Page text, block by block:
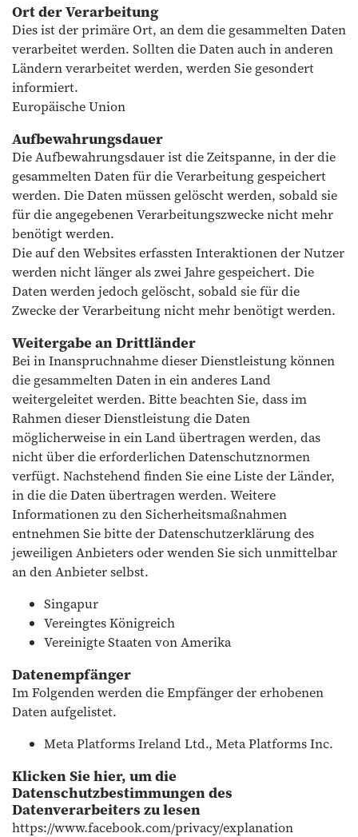
Ort der Verarbeitung
Dies ist der primäre Ort, an dem die gesammelten Daten
verarbeitet werden. Sollten die Daten auch in anderen
Ländern verarbeitet werden, werden Sie gesondert
informiert.
Europäische Union
Aufbewahrungsdauer
Die Aufbewahrungsdauer ist die Zeitspanne, in der die
gesammelten Daten für die Verarbeitung gespeichert
werden. Die Daten müssen gelöscht werden, sobald sie
für die angegebenen Verarbeitungszwecke nicht mehr
benötigt werden.
Die auf den Websites erfassten Interaktionen der Nutzer
werden nicht länger als zwei Jahre gespeichert. Die
Daten werden jedoch gelöscht, sobald sie für die
Zwecke der Verarbeitung nicht mehr benötigt werden.
Weitergabe an Drittländer
Bei in Inanspruchnahme dieser Dienstleistung können
die gesammelten Daten in ein anderes Land
weitergeleitet werden. Bitte beachten Sie, dass im
Rahmen dieser Dienstleistung die Daten
möglicherweise in ein Land übertragen werden, das
nicht über die erforderlichen Datenschutznormen
verfügt. Nachstehend finden Sie eine Liste der Länder,
in die die Daten übertragen werden. Weitere
Informationen zu den Sicherheitsmaßnahmen
entnehmen Sie bitte der Datenschutzerklärung des
jeweiligen Anbieters oder wenden Sie sich unmittelbar
an den Anbieter selbst.
Singapur
Vereingtes Königreich
Vereinigte Staaten von Amerika
Datenempfänger
Im Folgenden werden die Empfänger der erhobenen
Daten aufgelistet.
Meta Platforms Ireland Ltd., Meta Platforms Inc.
Klicken Sie hier, um die
Datenschutzbestimmungen des
Datenverarbeiters zu lesen
https://www.facebook.com/privacy/explanation